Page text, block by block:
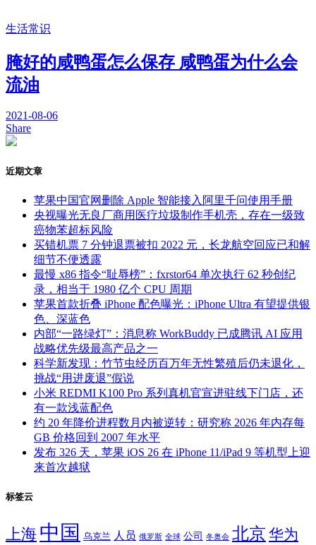
生活常识
腌好的咸鸭蛋怎么保存 咸鸭蛋为什么会
流油
2021-08-06
Share
近期文章
苹果中国官网删除 Apple 智能接入阿里千问使用手册
央视曝光无良厂商用医疗垃圾制作手机壳，存在一级致
癌物苯超标风险
买错机票 7 分钟退票被扣 2022 元，长龙航空回应已和解
细节不便透露
最慢 x86 指令“耻辱榜”：fxrstor64 单次执行 62 秒创纪
录，相当于 1980 亿个 CPU 周期
苹果首款折叠 iPhone 配色曝光：iPhone Ultra 有望提供银
色、深蓝色
内部“一路绿灯”：消息称 WorkBuddy 已成腾讯 AI 应用
战略优先级最高产品之一
科学新发现：竹节虫经历百万年无性繁殖后仍未退化，
挑战“用进废退”假说
小米 REDMI K100 Pro 系列真机官宣进驻线下门店，还
有一款浅蓝配色
约 20 年降价进程数月内被逆转：研究称 2026 年内存每
GB 价格回到 2007 年水平
发布 326 天，苹果 iOS 26 在 iPhone 11/iPad 9 等机型上迎
来首次越狱
标签云
上海 中国 乌克兰 人员 俄罗斯 全球 公司 冬奥会 北京 华为